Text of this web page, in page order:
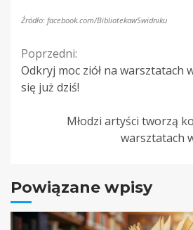
Źródło: facebook.com/BibliotekawSwidniku
Continue
Reading
Poprzedni:
Odkryj moc ziół na warsztatach
się już dziś!
Młodzi artyści tworzą
warsztatach
Powiązane wpisy